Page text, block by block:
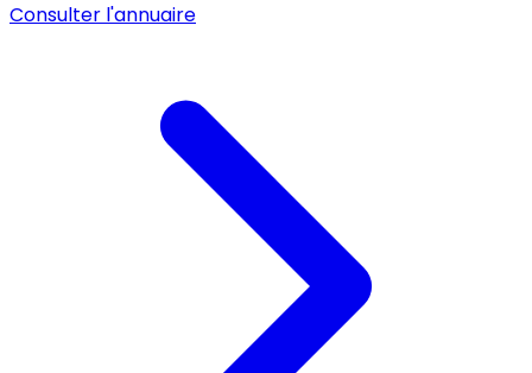
Consulter l'annuaire